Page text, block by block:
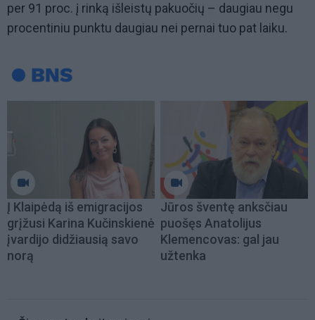
per 91 proc. į rinką išleistų pakuočių – daugiau negu
procentiniu punktu daugiau nei pernai tuo pat laiku.
Į Klaipėdą iš emigracijos
grįžusi Karina Kučinskienė
įvardijo didžiausią savo
norą
Jūros šventę anksčiau
puošęs Anatolijus
Klemencovas: gal jau
užtenka